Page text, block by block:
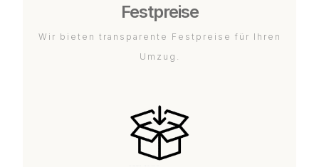
Festpreise
Wir bieten transparente Festpreise für Ihren
Umzug.